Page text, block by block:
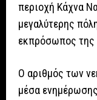
περιοχή Κάχνα
μεγαλύτερης
εκπρόσωπος της
Ο αριθμός των
μέσα